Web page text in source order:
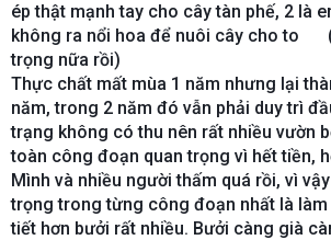
ép thật mạnh tay cho cây tàn phế, 2 là
không ra nổi hoa để nuôi cây cho to
trọng nữa rồi)
Thực chất mất mùa 1 năm nhưng lại
năm, trong 2 năm đó vẫn phải duy trì
trạng không có thu nên rất nhiều vườn
toàn công đoạn quan trọng vì hết tiền,
Mình và nhiều người thấm quá rồi, vì
trọng trong từng công đoạn nhất là làm
tiết hơn bưởi rất nhiều. Bưởi càng già